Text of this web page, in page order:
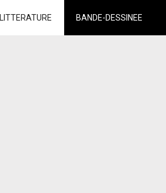
LITTERATURE BANDE-DESSINEE